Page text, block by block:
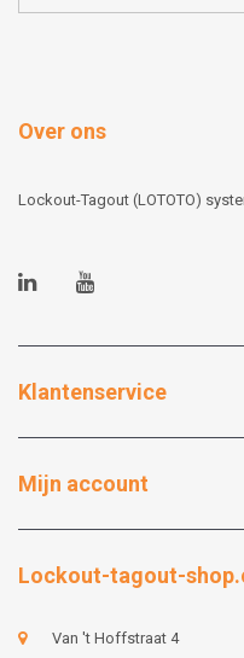
Over ons
Lockout-Tagout (LOTOTO)
Klantenservice
Mijn account
Lockout-tagout-
Van 't Hoffstraat 4